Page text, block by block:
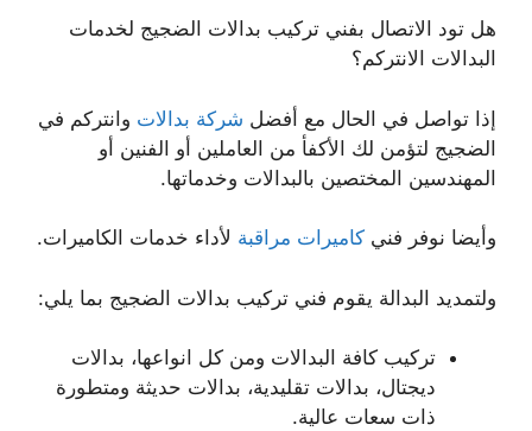
هل تود الاتصال بفني تركيب بدالات الضجيج لخدمات
البدالات الانتركم؟
إذا تواصل في الحال مع أفضل شركة بدالات وانتركم في
الضجيج لتؤمن لك الأكفأ من العاملين أو الفنين أو
المهندسين المختصين بالبدالات وخدماتها.
وأيضا نوفر فني كاميرات مراقبة لأداء خدمات الكاميرات.
ولتمديد البدالة يقوم فني تركيب بدالات الضجيج بما يلي:
تركيب كافة البدالات ومن كل انواعها، بدالات
ديجتال، بدالات تقليدية، بدالات حديثة ومتطورة
ذات سعات عالية.